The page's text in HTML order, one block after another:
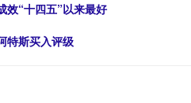
效“十四五”以来最好
特斯买入评级